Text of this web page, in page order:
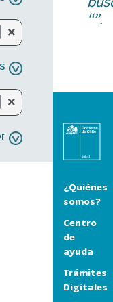
“”.
¿Quiénes
somos?
Centro
de
ayuda
Trámites
Digitales